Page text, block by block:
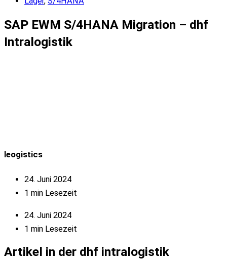
SAP EWM S/4HANA Migration – dhf
Intralogistik
leogistics
24. Juni 2024
1 min Lesezeit
24. Juni 2024
1 min Lesezeit
Artikel in der dhf intralogistik